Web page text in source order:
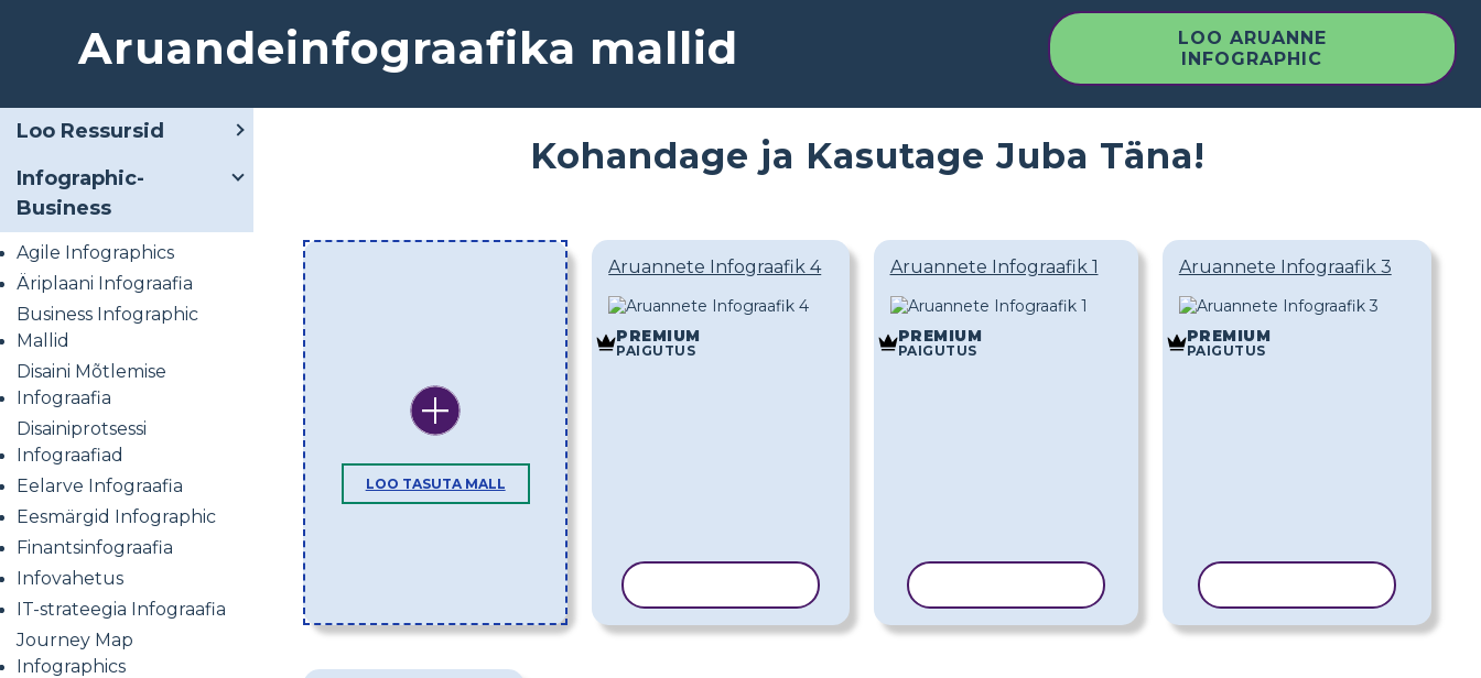
Aruandeinfograafika mallid
LOO ARUANNE
INFOGRAPHIC
Loo Ressursid
Infographic-
Business
Agile Infographics
Äriplaani Infograafia
Business Infographic
Mallid
Disaini Mõtlemise
Infograafia
Disainiprotsessi
Infograafiad
Eelarve Infograafia
Eesmärgid Infographic
Finantsinfograafia
Infovahetus
IT-strateegia Infograafia
Journey Map
Infographics
Kohandage ja Kasutage Juba Täna!
LOO TASUTA MALL
Aruannete Infograafik 4
PREMIUM
PAIGUTUS
Aruannete Infograafik 1
PREMIUM
PAIGUTUS
Aruannete Infograafik 3
PREMIUM
PAIGUTUS